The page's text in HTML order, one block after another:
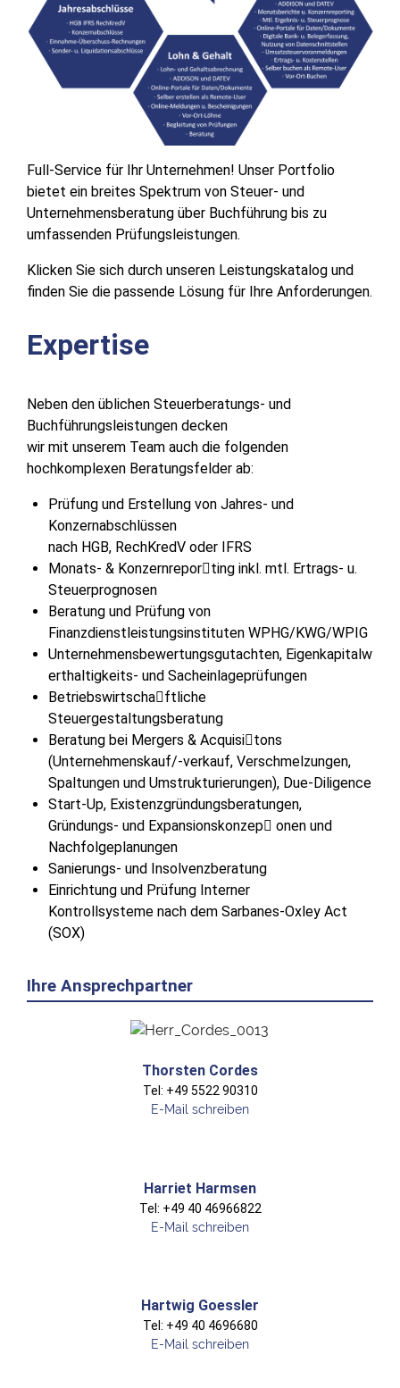
Ihre Ansprechpartner
Thorsten Cordes
Tel: +49 5522 90310
E-Mail schreiben
Harriet Harmsen
Tel: +49 40 46966822
E-Mail schreiben
Hartwig Goessler
Tel: +49 40 4696680
E-Mail schreiben
Full-Service für Ihr Unternehmen! Unser Portfolio
bietet ein breites Spektrum von Steuer- und
Unternehmensberatung über Buchführung bis zu
umfassenden Prüfungsleistungen.
Klicken Sie sich durch unseren Leistungskatalog und
finden Sie die passende Lösung für Ihre Anforderungen.
Expertise
Neben den üblichen Steuerberatungs- und
Buchführungsleistungen decken
wir mit unserem Team auch die folgenden
hochkomplexen Beratungsfelder ab:
Prüfung und Erstellung von Jahres- und
Konzernabschlüssen
nach HGB, RechKredV oder IFRS
Monats- & Konzernrepor􀆟ting inkl. mtl. Ertrags- u.
Steuerprognosen
Beratung und Prüfung von
Finanzdienstleistungsinstituten WPHG/KWG/WPIG
Unternehmensbewertungsgutachten, Eigenkapitalw
erthaltigkeits- und Sacheinlageprüfungen
Betriebswirtscha􀅌ftliche
Steuergestaltungsberatung
Beratung bei Mergers & Acquisi􀆟tons
(Unternehmenskauf/-verkauf, Verschmelzungen,
Spaltungen und Umstrukturierungen), Due-Diligence
Start-Up, Existenzgründungsberatungen,
Gründungs- und Expansionskonzep􀆟 onen und
Nachfolgeplanungen
Sanierungs- und Insolvenzberatung
Einrichtung und Prüfung Interner
Kontrollsysteme nach dem Sarbanes-Oxley Act
(SOX)